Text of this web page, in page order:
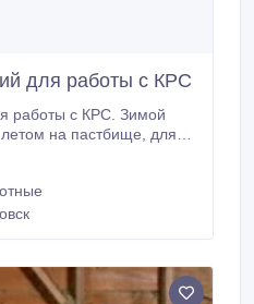
для работы с КРС
работы с КРС. Зимой
совместно с
которые
с зубчатым